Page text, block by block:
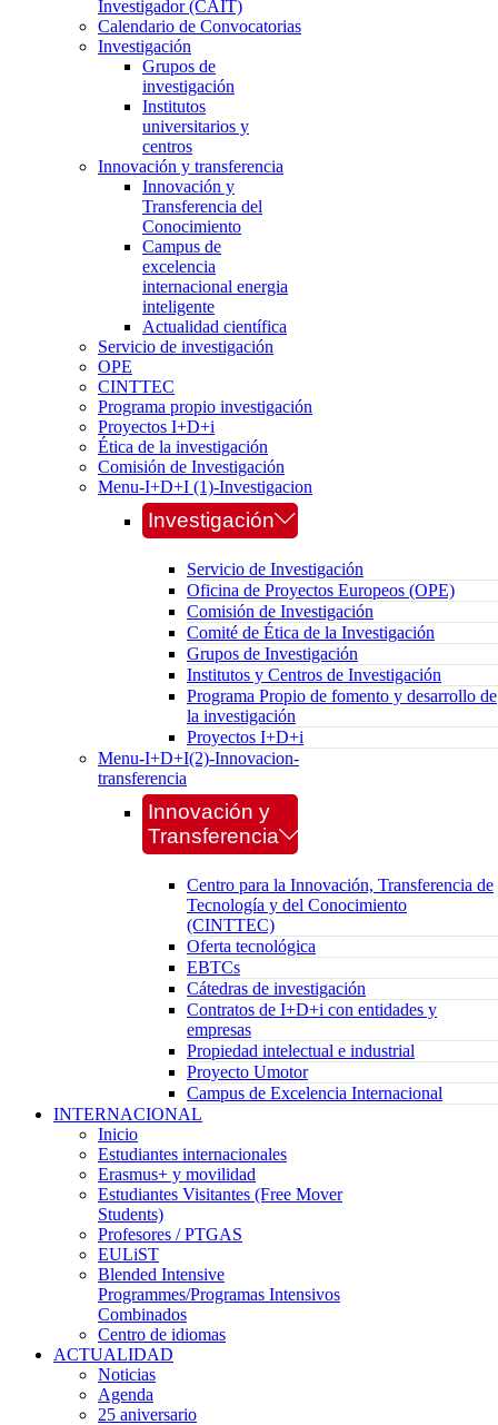
Investigador (CAIT)
Calendario de Convocatorias
Investigación
Grupos de
investigación
Institutos
universitarios y
centros
Innovación y transferencia
Innovación y
Transferencia del
Conocimiento
Campus de
excelencia
internacional energia
inteligente
Actualidad científica
Servicio de investigación
OPE
CINTTEC
Programa propio investigación
Proyectos I+D+i
Ética de la investigación
Comisión de Investigación
Menu-I+D+I (1)-Investigacion
Investigación
Servicio de Investigación
Oficina de Proyectos Europeos (OPE)
Comisión de Investigación
Comité de Ética de la Investigación
Grupos de Investigación
Institutos y Centros de Investigación
Programa Propio de fomento y desarrollo de
la investigación
Proyectos I+D+i
Menu-I+D+I(2)-Innovacion-
transferencia
Innovación y
Transferencia
Centro para la Innovación, Transferencia de
Tecnología y del Conocimiento
(CINTTEC)
Oferta tecnológica
EBTCs
Cátedras de investigación
Contratos de I+D+i con entidades y
empresas
Propiedad intelectual e industrial
Proyecto Umotor
Campus de Excelencia Internacional
INTERNACIONAL
Inicio
Estudiantes internacionales
Erasmus+ y movilidad
Estudiantes Visitantes (Free Mover
Students)
Profesores / PTGAS
EULiST
Blended Intensive
Programmes/Programas Intensivos
Combinados
Centro de idiomas
ACTUALIDAD
Noticias
Agenda
25 aniversario